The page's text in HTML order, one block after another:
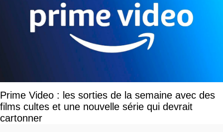
Prime Video : les sorties de la semaine avec des
films cultes et une nouvelle série qui devrait
cartonner